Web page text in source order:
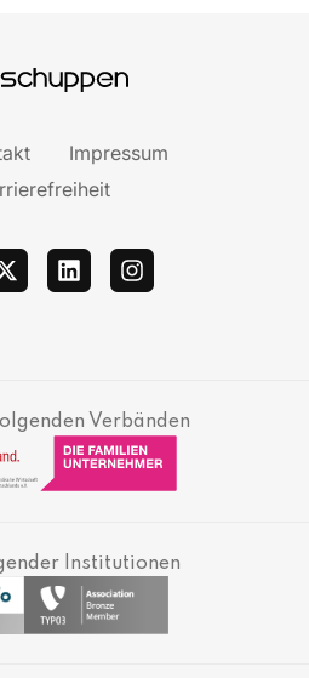
Impressum
twitter linkedininstagram
Verbänden
Institutionen